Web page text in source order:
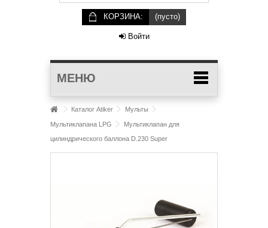
КОРЗИНА: (пусто)
Войти
МЕНЮ
Каталог Atiker Мульты
Мультиклапана LPG
Мультиклапан для
цилиндрического баллона D.230 Super